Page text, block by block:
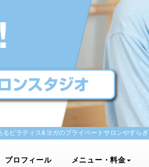
るピラティス&ヨガのプライベートサロンやすらぎ
プロフィール メニュー・料金